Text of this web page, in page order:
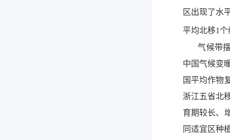
区出现了水
平均北移1
气候带摆
中国气候变
国平均作物
浙江五省北
育期较长、
同适宜区种